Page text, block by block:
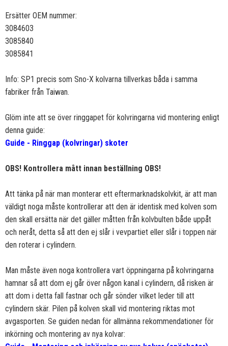
Ersätter OEM nummer:
3084603
3085840
3085841
Info: SP1 precis som Sno-X kolvarna tillverkas båda i samma
fabriker från Taiwan.
Glöm inte att se över ringgapet för kolvringarna vid montering enligt
denna guide:
Guide - Ringgap (kolvringar) skoter
OBS! Kontrollera mått innan beställning OBS!
Att tänka på när man monterar ett eftermarknadskolvkit, är att man
väldigt noga måste kontrollerar att den är identisk med kolven som
den skall ersätta när det gäller måtten från kolvbulten både uppåt
och neråt, detta så att den ej slår i vevpartiet eller slår i toppen när
den roterar i cylindern.
Man måste även noga kontrollera vart öppningarna på kolvringarna
hamnar så att dom ej går över någon kanal i cylindern, då risken är
att dom i detta fall fastnar och går sönder vilket leder till att
cylindern skär. Pilen på kolven skall vid montering riktas mot
avgasporten. Se guiden nedan för allmänna rekommendationer för
inkörning och montering av nya kolvar: